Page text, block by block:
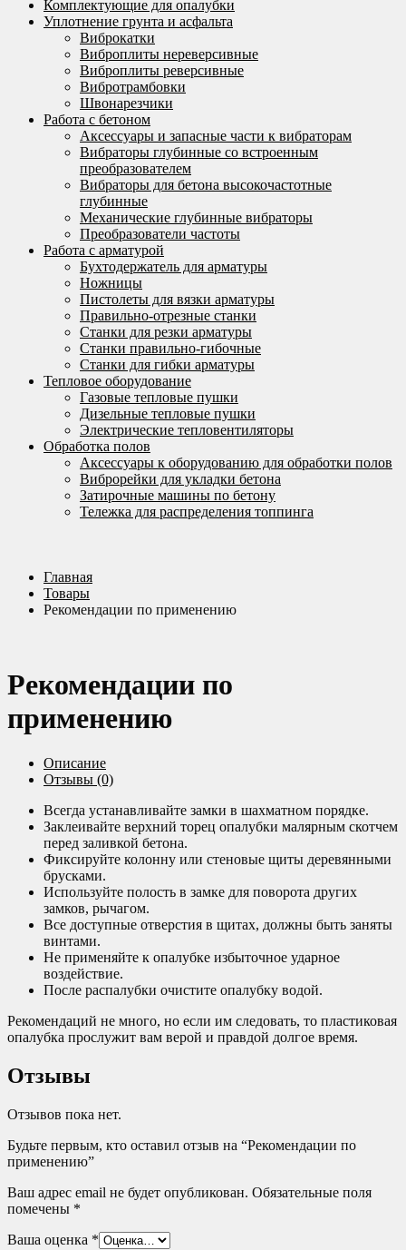
Комплектующие для опалубки
Уплотнение грунта и асфальта
Виброкатки
Виброплиты нереверсивные
Виброплиты реверсивные
Вибротрамбовки
Швонарезчики
Работа с бетоном
Аксессуары и запасные части к вибраторам
Вибраторы глубинные со встроенным
преобразователем
Вибраторы для бетона высокочастотные
глубинные
Механические глубинные вибраторы
Преобразователи частоты
Работа с арматурой
Бухтодержатель для арматуры
Ножницы
Пистолеты для вязки арматуры
Правильно-отрезные станки
Станки для резки арматуры
Станки правильно-гибочные
Станки для гибки арматуры
Тепловое оборудование
Газовые тепловые пушки
Дизельные тепловые пушки
Электрические тепловентиляторы
Обработка полов
Аксессуары к оборудованию для обработки полов
Виброрейки для укладки бетона
Затирочные машины по бетону
Тележка для распределения топпинга
Главная
Товары
Рекомендации по применению
Рекомендации по
применению
Описание
Отзывы (0)
Всегда устанавливайте замки в шахматном порядке.
Заклеивайте верхний торец опалубки малярным скотчем
перед заливкой бетона.
Фиксируйте колонну или стеновые щиты деревянными
брусками.
Используйте полость в замке для поворота других
замков, рычагом.
Все доступные отверстия в щитах, должны быть заняты
винтами.
Не применяйте к опалубке избыточное ударное
воздействие.
После распалубки очистите опалубку водой.
Рекомендаций не много, но если им следовать, то пластиковая
опалубка прослужит вам верой и правдой долгое время.
Отзывы
Отзывов пока нет.
Будьте первым, кто оставил отзыв на “Рекомендации по
применению”
Ваш адрес email не будет опубликован. Обязательные поля
помечены *
Ваша оценка *